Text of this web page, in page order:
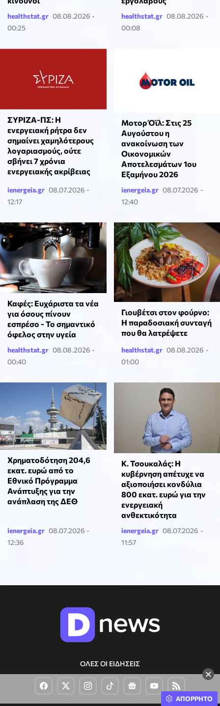
×
healthstat.gr 08.08.2026 -
00:25
healthstat.gr 08.08.2026 -
00:08
ΣΥΡΙΖΑ-ΠΣ: Η
ενεργειακή ρήτρα δεν
σημαίνει χαμηλότερους
λογαριασμούς, ούτε
σβήνει 7 χρόνια
ενεργειακής ακρίβειας
ienergeia.gr 08.07.2026 -
12:17
Μοτορ Όϊλ: Στις 25
Αυγούστου η
ανακοίνωση των
Οικονομικών
Αποτελεσμάτων 1ου
Εξαμήνου 2026
ienergeia.gr 08.07.2026 -
12:40
Καφές: Ευχάριστα τα νέα
για όσους πίνουν
εσπρέσο - Το σημαντικό
όφελος στην υγεία
healthstat.gr 08.08.2026 -
00:40
Γιουβέτσι στον φούρνο:
Η παραδοσιακή συνταγή
που θα λατρέψετε
healthstat.gr 08.08.2026 -
01:00
Χρηματοδότηση 204,6
εκατ. ευρώ από το
Εθνικό Πρόγραμμα
Ανάπτυξης για την
ανάπλαση της ΔΕΘ
ienergeia.gr 08.07.2026 -
12:36
Κ. Τσουκαλάς: Η
κυβέρνηση απέτυχε να
αξιοποιήσει κονδύλια
800 εκατ. ευρώ για την
ενεργειακή
ανθεκτικότητα
ienergeia.gr 08.07.2026 -
11:57
ΟΛΕΣ ΟΙ ΕΙΔΗΣΕΙΣ
ΑΠΟΡΡΗΤΟ